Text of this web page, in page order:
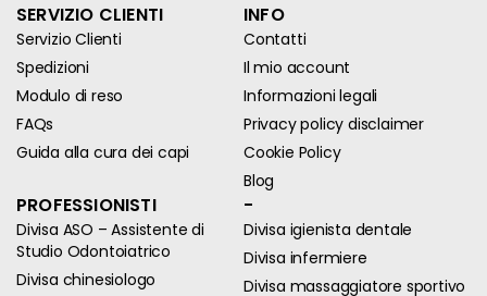
SERVIZIO CLIENTI
Servizio Clienti
Spedizioni
Modulo di reso
FAQs
Guida alla cura dei capi
INFO
Contatti
Il mio account
Informazioni legali
Privacy policy disclaimer
Cookie Policy
Blog
PROFESSIONISTI
Divisa ASO – Assistente di
Studio Odontoiatrico
Divisa chinesiologo
-
Divisa igienista dentale
Divisa infermiere
Divisa massaggiatore sportivo